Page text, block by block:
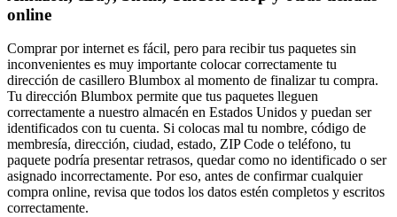
online
Comprar por internet es fácil, pero para recibir tus paquetes sin
inconvenientes es muy importante colocar correctamente tu
dirección de casillero Blumbox al momento de finalizar tu compra.
Tu dirección Blumbox permite que tus paquetes lleguen
correctamente a nuestro almacén en Estados Unidos y puedan ser
identificados con tu cuenta. Si colocas mal tu nombre, código de
membresía, dirección, ciudad, estado, ZIP Code o teléfono, tu
paquete podría presentar retrasos, quedar como no identificado o ser
asignado incorrectamente. Por eso, antes de confirmar cualquier
compra online, revisa que todos los datos estén completos y escritos
correctamente.